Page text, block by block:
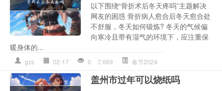
以下围绕“骨折术后冬天疼吗”主题解决
网友的困惑 骨折病人愈合后冬天愈合处
不舒服，冬天如何锻炼? 冬天的气候偏
向寒冷且带有湿气的环境下，应注重保
暖身体的...
gzs 02-17 0 669 春节2024
盖州市过年可以烧纸吗